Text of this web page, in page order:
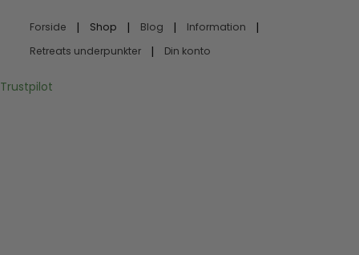
Forside Shop Blog
Information
Retreats underpunkter
Din konto
Trustpilot